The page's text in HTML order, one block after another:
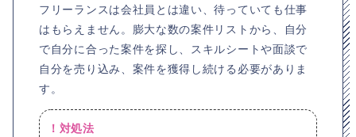
フリーランスは会社員とは違い、待っていても仕事
はもらえません。膨大な数の案件リストから、自分
で自分に合った案件を探し、スキルシートや面談で
自分を売り込み、案件を獲得し続ける必要がありま
す。
！対処法